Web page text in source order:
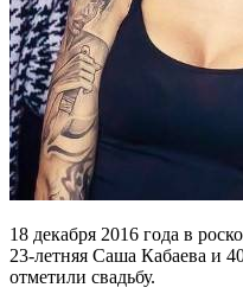
18 декабря 2016 года в
23-летняя Саша Кабаева и
отметили свадьбу.